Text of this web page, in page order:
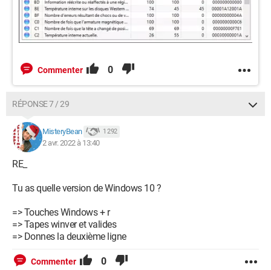
Commenter 0
RÉPONSE 7 / 29
MisteryBean 1 292
2 avr. 2022 à 13:40
RE_
Tu as quelle version de Windows 10 ?
=> Touches Windows + r
=> Tapes winver et valides
=> Donnes la deuxième ligne
Commenter 0